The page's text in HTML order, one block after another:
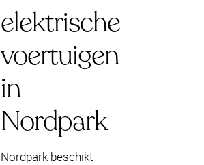
elektrische
voertuigen
in
Nordpark
Nordpark beschikt